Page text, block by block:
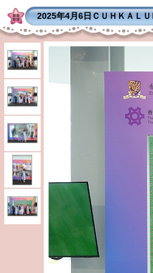
2025年4月6日ＣＵＨＫＡＬＵ